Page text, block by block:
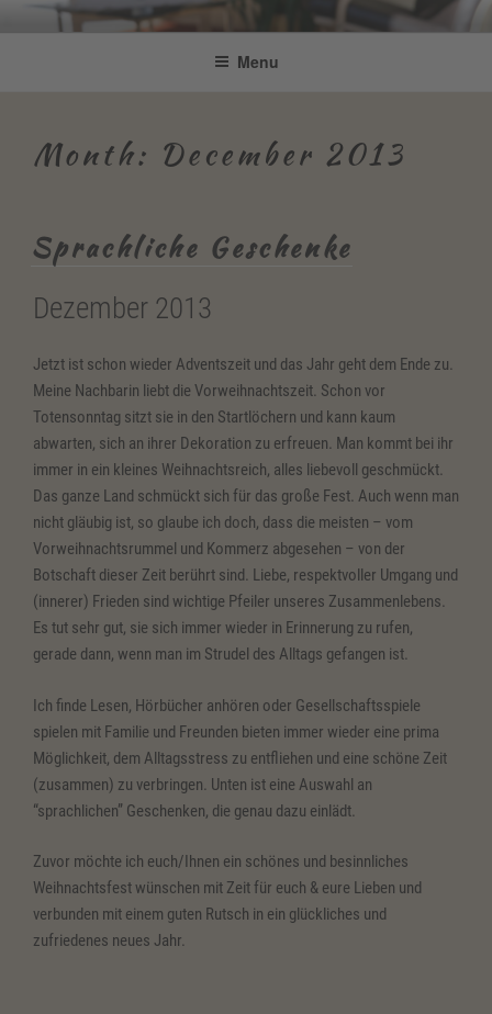
to
Be Connected by Bettina Bonkas
Resilienz | Coaching | Englisch +
Menu
Month: December 2013
Sprachliche Geschenke
Dezember 2013
Jetzt ist schon wieder Adventszeit und das Jahr geht dem Ende zu.
Meine Nachbarin liebt die Vorweihnachtszeit. Schon vor
Totensonntag sitzt sie in den Startlöchern und kann kaum
abwarten, sich an ihrer Dekoration zu erfreuen. Man kommt bei ihr
immer in ein kleines Weihnachtsreich, alles liebevoll geschmückt.
Das ganze Land schmückt sich für das große Fest. Auch wenn man
nicht gläubig ist, so glaube ich doch, dass die meisten – vom
Vorweihnachtsrummel und Kommerz abgesehen – von der
Botschaft dieser Zeit berührt sind. Liebe, respektvoller Umgang und
(innerer) Frieden sind wichtige Pfeiler unseres Zusammenlebens.
Es tut sehr gut, sie sich immer wieder in Erinnerung zu rufen,
gerade dann, wenn man im Strudel des Alltags gefangen ist.
Ich finde Lesen, Hörbücher anhören oder Gesellschaftsspiele
spielen mit Familie und Freunden bieten immer wieder eine prima
Möglichkeit, dem Alltagsstress zu entfliehen und eine schöne Zeit
(zusammen) zu verbringen. Unten ist eine Auswahl an
“sprachlichen” Geschenken, die genau dazu einlädt.
Zuvor möchte ich euch/Ihnen ein schönes und besinnliches
Weihnachtsfest wünschen mit Zeit für euch & eure Lieben und
verbunden mit einem guten Rutsch in ein glückliches und
zufriedenes neues Jahr.